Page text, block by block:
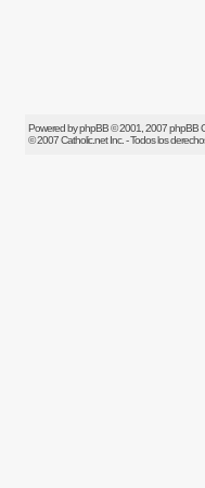
Powered byphpBB© 2001, 2007 phpBB
© 2007Catholic.netInc. - Todos los